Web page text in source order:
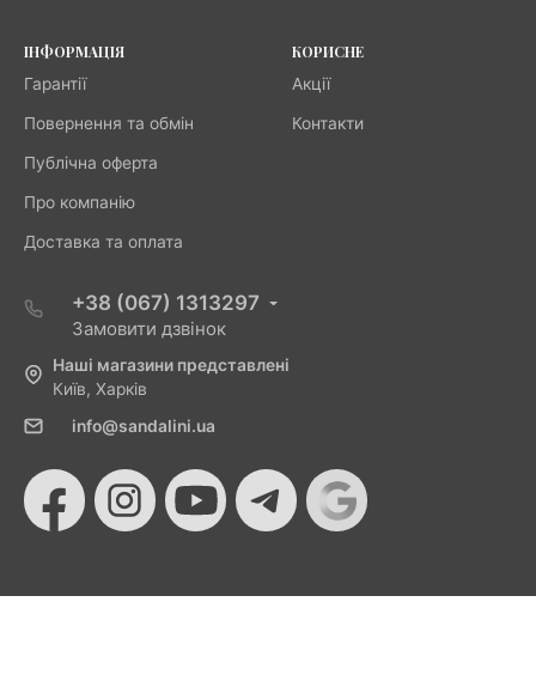
ІНФОРМАЦІЯ
Гарантії
Повернення та обмін
Публічна оферта
Про компанію
Доставка та оплата
КОРИСНЕ
Акції
Контакти
+38 (067) 1313297
Замовити дзвінок
Наші магазини представлені
Київ, Харків
info@sandalini.ua